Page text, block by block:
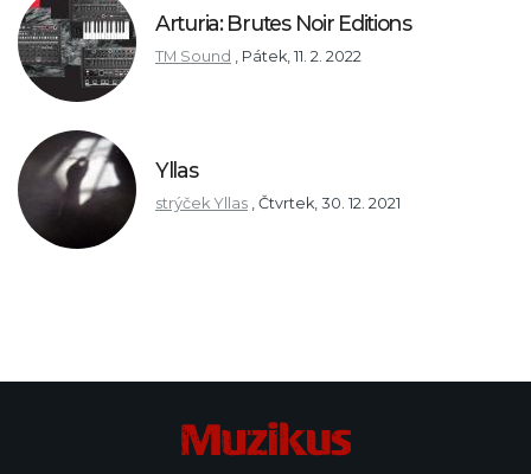
Arturia: Brutes Noir Editions
TM Sound Pátek, 11. 2. 2022
Yllas
strýček Yllas Čtvrtek, 30. 12. 2021